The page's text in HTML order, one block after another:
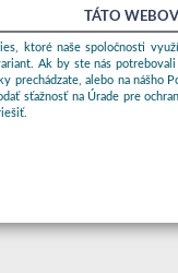
TÁTO
ktoré naše spoločnosti
Ak by ste nás
prechádzate, alebo na nášho
sťažnosť na Úrade pre